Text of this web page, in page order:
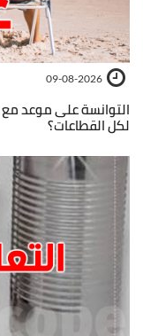
09-08-2026
التوانسة على موعد
لكل القطاعات؟